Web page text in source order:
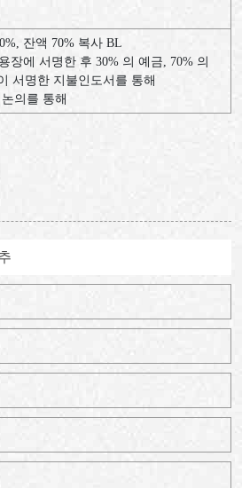
잔액 70% 복사 BL
장에 서명한 후 30% 의 예금, 70% 의
서명한 지불인도서를 통해
논의를 통해